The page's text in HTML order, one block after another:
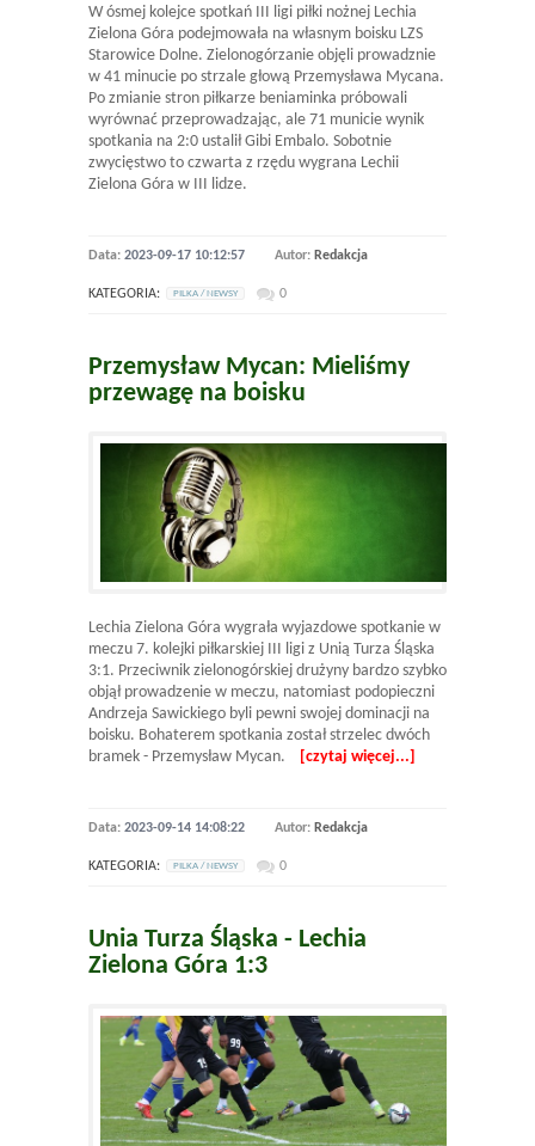
W ósmej kolejce spotkań III ligi piłki nożnej Lechia
Zielona Góra podejmowała na własnym boisku LZS
Starowice Dolne. Zielonogórzanie objęli prowadznie
w 41 minucie po strzale głową Przemysława Mycana.
Po zmianie stron piłkarze beniaminka próbowali
wyrównać przeprowadzając, ale 71 municie wynik
spotkania na 2:0 ustalił Gibi Embalo. Sobotnie
zwycięstwo to czwarta z rzędu wygrana Lechii
Zielona Góra w III lidze.
Data: 2023-09-17 10:12:57 Autor: Redakcja
KATEGORIA: PILKA / NEWSY 0
Przemysław Mycan: Mieliśmy
przewagę na boisku
Lechia Zielona Góra wygrała wyjazdowe spotkanie w
meczu 7. kolejki piłkarskiej III ligi z Unią Turza Śląska
3:1. Przeciwnik zielonogórskiej drużyny bardzo szybko
objął prowadzenie w meczu, natomiast podopieczni
Andrzeja Sawickiego byli pewni swojej dominacji na
boisku. Bohaterem spotkania został strzelec dwóch
bramek - Przemysław Mycan.
[czytaj więcej...]
Data: 2023-09-14 14:08:22 Autor: Redakcja
KATEGORIA: PILKA / NEWSY 0
Unia Turza Śląska - Lechia
Zielona Góra 1:3